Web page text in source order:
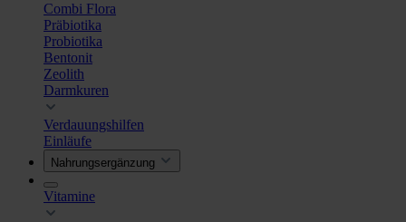
Combi Flora
Präbiotika
Probiotika
Bentonit
Zeolith
Darmkuren
Verdauungshilfen
Einläufe
Nahrungsergänzung
Vitamine